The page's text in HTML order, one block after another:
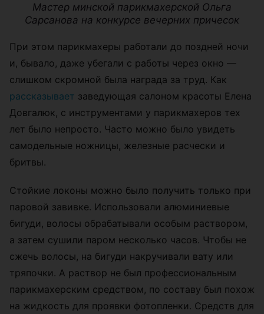
Мастер минской парикмахерской Ольга
Сарсанова на конкурсе вечерних причесок
При этом парикмахеры работали до поздней ночи
и, бывало, даже убегали с работы через окно —
слишком скромной была награда за труд. Как
рассказывает заведующая салоном красоты Елена
Довгалюк, с инструментами у парикмахеров тех
лет было непросто. Часто можно было увидеть
самодельные ножницы, железные расчески и
бритвы.
Стойкие локоны можно было получить только при
паровой завивке. Использовали алюминиевые
бигуди, волосы обрабатывали особым раствором,
а затем сушили паром несколько часов. Чтобы не
сжечь волосы, на бигуди накручивали вату или
тряпочки. А раствор не был профессиональным
парикмахерским средством, по составу был похож
на жидкость для проявки фотопленки. Средств для